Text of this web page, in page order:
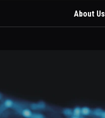
About Us